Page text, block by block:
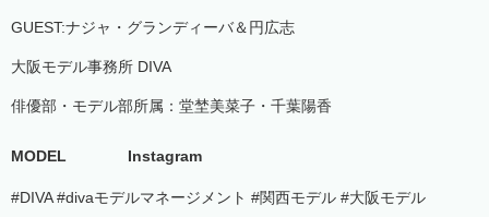
GUEST:ナジャ・グランディーバ＆円広志
大阪モデル事務所 DIVA
俳優部・モデル部所属：堂埜美菜子・千葉陽香
MODEL Instagram
#DIVA #divaモデルマネージメント #関西モデル #大阪モデル